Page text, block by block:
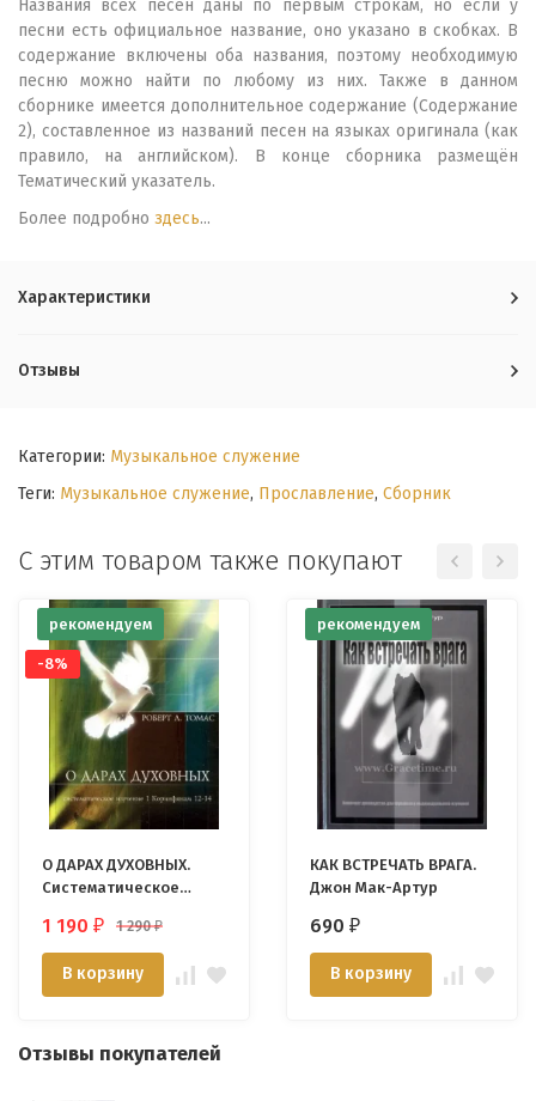
Названия всех песен даны по первым строкам, но если у
песни есть официальное название, оно указано в скобках. В
содержание включены оба названия, поэтому необходимую
песню можно найти по любому из них. Также в данном
сборнике имеется дополнительное содержание (Содержание
2), составленное из названий песен на языках оригинала (как
правило, на английском). В конце сборника размещён
Тематический указатель.
Более подробно здесь...
Характеристики
Отзывы
Категории: Музыкальное служение
Теги: Музыкальное служение, Прославление, Сборник
С этим товаром также покупают
рекомендуем
-8%
О ДАРАХ ДУХОВНЫХ.
Систематическое
Роберт Томас
1 190 ₽ 1 290₽
В корзину
рекомендуем
КАК ВСТРЕЧАТЬ ВРАГА.
Джон Мак-Артур
690 ₽
В корзину
Отзывы покупателей